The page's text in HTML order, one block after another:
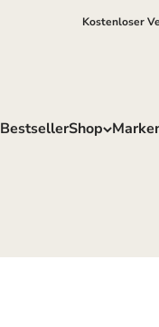
Kostenloser
BestsellerShop